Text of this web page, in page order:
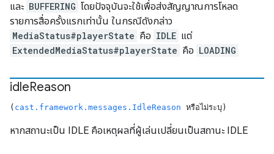
และ BUFFERING โดยปัจจุบันจะใช้เพื่อส่งสัญญาณการโหลด
รายการสื่อครั้งแรกเท่านั้น ในกรณีดังกล่าว
MediaStatus#playerState คือ IDLE แต่
ExtendedMediaStatus#playerState คือ LOADING
idleReason
( cast.framework.messages.IdleReason หรือไม่ระบุ)
หากสถานะเป็น IDLE คือเหตุผลที่ผู้เล่นเปลี่ยนเป็นสถานะ IDLE